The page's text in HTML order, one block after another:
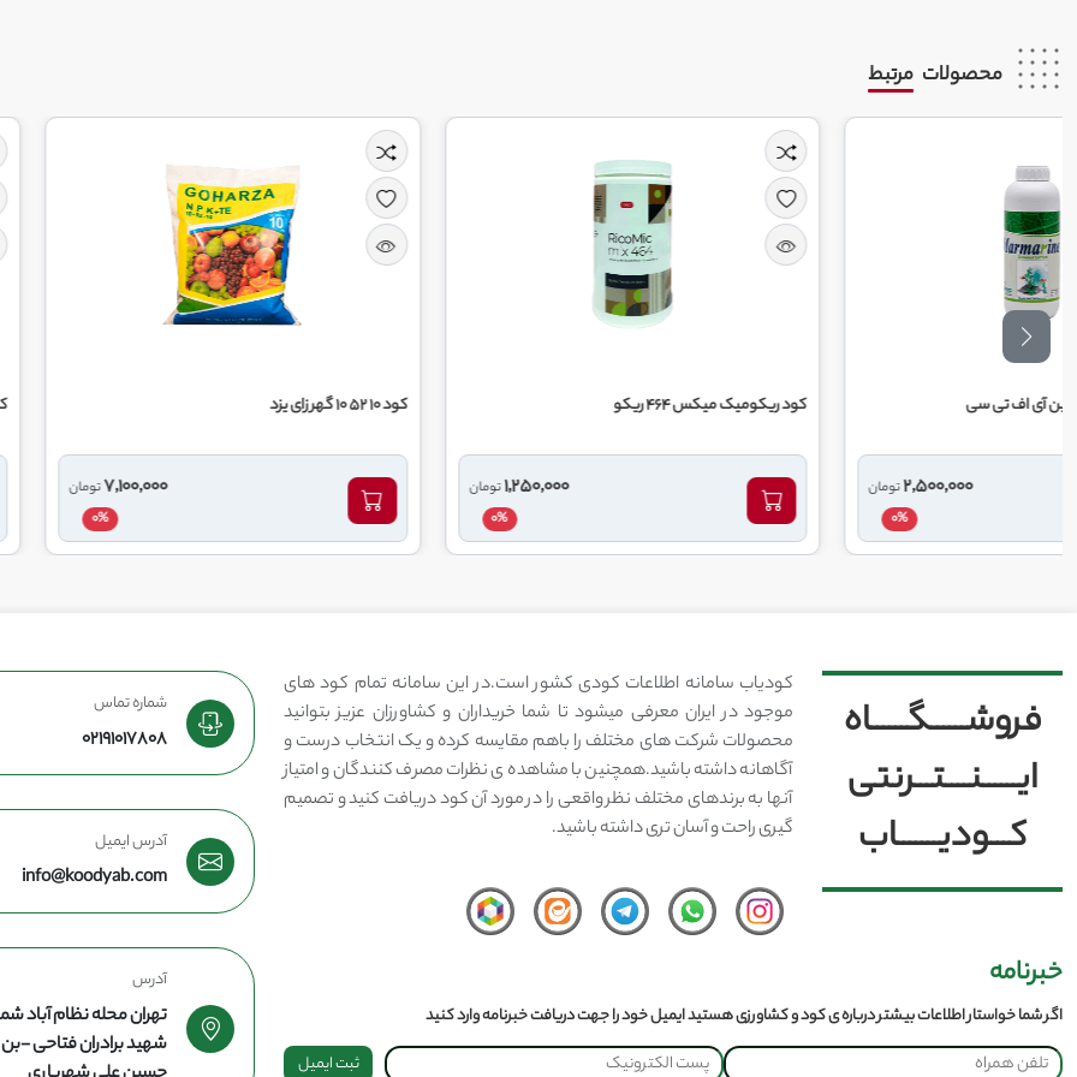
محصولات مرتبط
کود ریکومیک میکس 464 ریکو
1,250,000
فروشــــــگــــــاه
ایــــــنــــتـــرنتی
کـــودیـــــــاب
کودیاب سامانه اطلاعات کودی کشور است.در این سامانه تمام کود های
موجود در ایران معرفی میشود تا شما خریداران و کشاورزان عزیز بتوانید
محصولات شرکت های مختلف را باهم مقایسه کرده و یک انتخاب درست و
آگاهانه داشته باشید.همچنین با مشاهده ی نظرات مصرف کنندگان و امتیاز
آنها به برندهای مختلف نظر واقعی را در مورد آن کود دریافت کنید و تصمیم
گیری راحت و آسان تری داشته باشید.
خبرنامه
اگر شما خواستار اطلاعات بیشتر درباره ی کود و کشاورزی هستید ایمیل خود را جهت دریافت خبرنامه وارد کنید
ثبت ایمیل
شماره تماس
02191017808
آدرس ایمیل
info@koodyab.com
آدرس
تهران محله نظام آباد
شهید برادران فتاحی -